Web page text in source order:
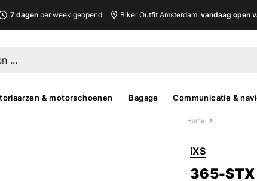
7 dagenper week geopend Biker Outfit Amsterdam: vandaag open
& motorschoenen Bagage Communicatie &
Home
iXS
365-STX